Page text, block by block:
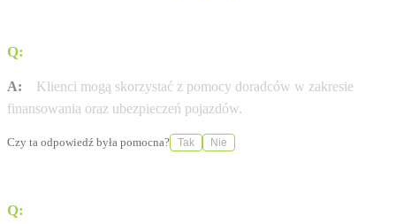
Q:
A:
Klienci mogą skorzystać z pomocy doradców w zakresie
finansowania oraz ubezpieczeń pojazdów.
Czy ta odpowiedź była pomocna? Tak Nie
Q: